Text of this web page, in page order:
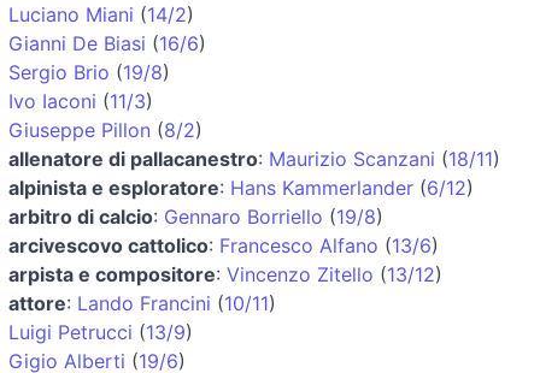
Luciano Miani (14/2)
Gianni De Biasi (16/6)
Sergio Brio (19/8)
Ivo Iaconi (11/3)
Giuseppe Pillon (8/2)
allenatore di pallacanestro: Maurizio Scanzani (18/11)
alpinista e esploratore: Hans Kammerlander (6/12)
arbitro di calcio: Gennaro Borriello (19/8)
arcivescovo cattolico: Francesco Alfano (13/6)
arpista e compositore: Vincenzo Zitello (13/12)
attore: Lando Francini (10/11)
Luigi Petrucci (13/9)
Gigio Alberti (19/6)